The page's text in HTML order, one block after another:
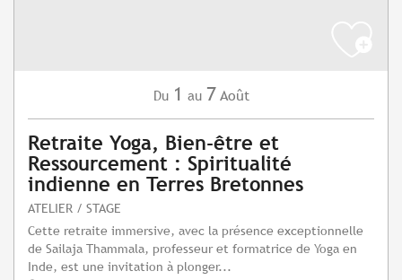
Du 1 au 7 Août
Retraite Yoga, Bien-être et
Ressourcement : Spiritualité
indienne en Terres Bretonnes
ATELIER / STAGE
Cette retraite immersive, avec la présence exceptionnelle
de Sailaja Thammala, professeur et formatrice de Yoga en
Inde, est une invitation à plonger...